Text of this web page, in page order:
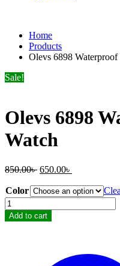
Home
Products
Olevs 6898 Waterproof
Sale!
Olevs 6898
Watch
850.00৳ Original
was:
850.00৳ .
650.00৳
is:
650.00৳ .
Color
Olevs
6898
Waterproof
Add to cart